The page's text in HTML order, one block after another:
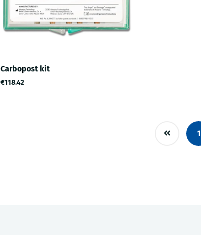
Carbopost kit
€118.42
1